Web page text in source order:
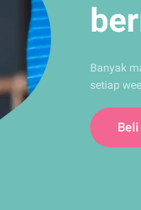
Banyak
setiap